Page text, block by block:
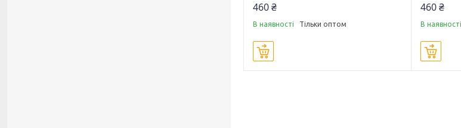
460 ₴
В наявності Тільки оптом
460 ₴
В наявності